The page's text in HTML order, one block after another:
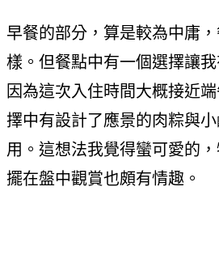
早餐的部分，算是較為中庸
樣。但餐點中有一個選擇讓我
因為這次入住時間大概接近
擇中有設計了應景的肉粽與
用。這想法我覺得蠻可愛的
擺在盤中觀賞也頗有情趣。